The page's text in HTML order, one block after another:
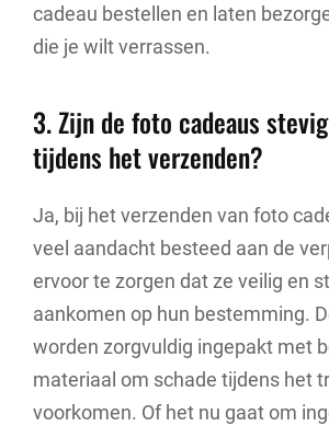
cadeau bestellen en laten
die je wilt verrassen.
3. Zijn de foto cadeaus
tijdens het verzenden?
Ja, bij het verzenden van foto
veel aandacht besteed aan de
ervoor te zorgen dat ze veilig en
aankomen op hun bestemming.
worden zorgvuldig ingepakt met
materiaal om schade tijdens het
voorkomen. Of het nu gaat om